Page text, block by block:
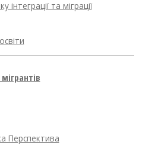
інтеграції та міграції
Перспектива